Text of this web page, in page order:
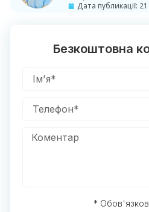
Дата публикації:
Безкоштовна
*